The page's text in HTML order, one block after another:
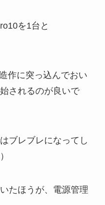
を1台と
作に突っ込んでおい
されるのが良いで
ブレブレになってし
たほうが、電源管理